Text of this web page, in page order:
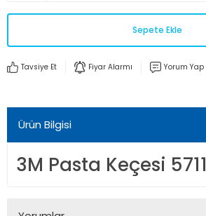
Sepete Ekle
Tavsiye Et Fiyar Alarmı Yorum Yap
Ürün Bilgisi
3M Pasta Keçesi 5711